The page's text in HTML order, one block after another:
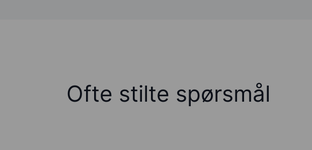
Ofte stilte spørsmål